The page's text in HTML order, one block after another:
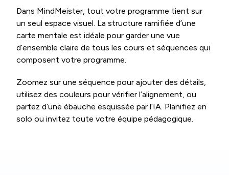
Dans MindMeister, tout votre programme tient sur
un seul espace visuel. La structure ramifiée d’une
carte mentale est idéale pour garder une vue
d’ensemble claire de tous les cours et séquences qui
composent votre programme.
Zoomez sur une séquence pour ajouter des détails,
utilisez des couleurs pour vérifier l’alignement, ou
partez d’une ébauche esquissée par l’IA. Planifiez en
solo ou invitez toute votre équipe pédagogique.